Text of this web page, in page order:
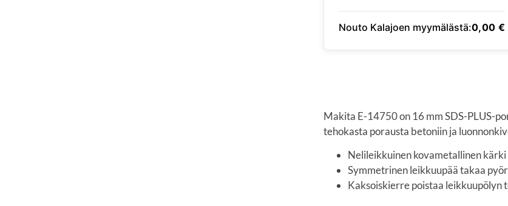
Nouto Kalajoen myymälästä:0,00 €
Makita E-14750 on 16 mm SDS-PLUS-
tehokasta porausta betoniin ja
Nelileikkuinen kovametallinen
Symmetrinen leikkuupää takaa
Kaksoiskierre poistaa leikkuupölyn